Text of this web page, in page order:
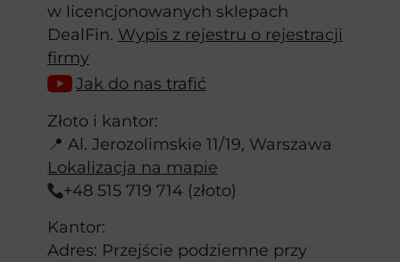
w licencjonowanych sklepach
DealFin. Wypis z rejestru o rejestracji
firmy
Jak do nas trafić
Złoto i kantor:
📍 Al. Jerozolimskie 11/19, Warszawa
Lokalizacja na mapie
+48 515 719 714 (złoto)
Kantor:
Adres: Przejście podziemne przy